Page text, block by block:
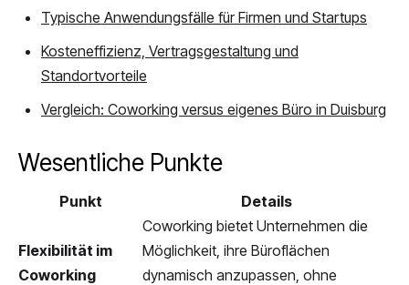
Typische Anwendungsfälle für Firmen und Startups
Kosteneffizienz, Vertragsgestaltung und
Standortvorteile
Vergleich: Coworking versus eigenes Büro in Duisburg
Wesentliche Punkte
Punkt Details
Flexibilität im
Coworking
Coworking bietet Unternehmen die
Möglichkeit, ihre Büroflächen
dynamisch anzupassen, ohne